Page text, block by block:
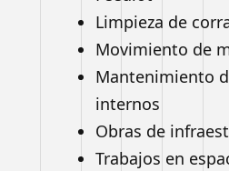
Limpieza de
Movimiento de
Mantenimiento
internos
Obras de
Trabajos en